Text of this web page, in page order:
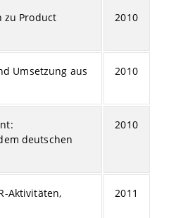
zu Product
2010
Umsetzung aus
2010
deutschen
2010
Aktivitäten,
2011